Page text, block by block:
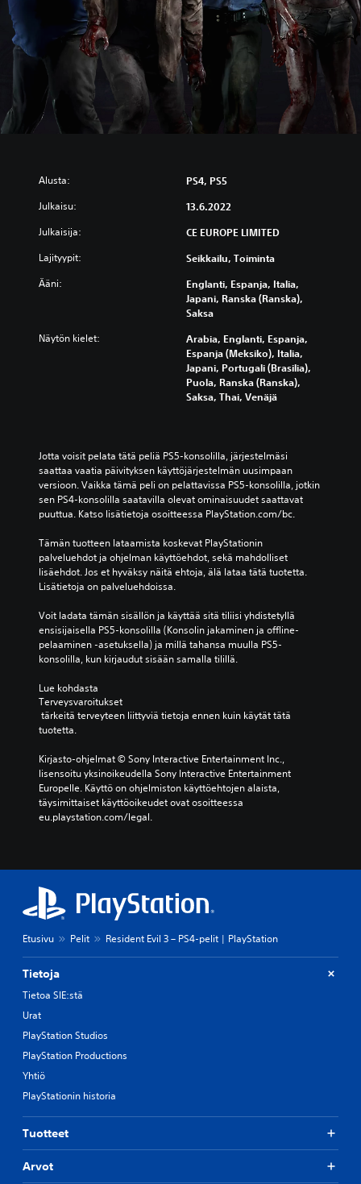
Alusta: PS4, PS5
Julkaisu: 13.6.2022
Julkaisija: CE EUROPE LIMITED
Lajityypit: Seikkailu, Toiminta
Ääni:
Englanti, Espanja, Italia,
Japani, Ranska (Ranska),
Saksa
Näytön kielet:
Arabia, Englanti, Espanja,
Espanja (Meksiko), Italia,
Japani, Portugali (Brasilia),
Puola, Ranska (Ranska),
Saksa, Thai, Venäjä
Jotta voisit pelata tätä peliä PS5-konsolilla, järjestelmäsi
saattaa vaatia päivityksen käyttöjärjestelmän uusimpaan
versioon. Vaikka tämä peli on pelattavissa PS5-konsolilla, jotkin
sen PS4-konsolilla saatavilla olevat ominaisuudet saattavat
puuttua. Katso lisätietoja osoitteessa PlayStation.com/bc.
Tämän tuotteen lataamista koskevat PlayStationin
palveluehdot ja ohjelman käyttöehdot, sekä mahdolliset
lisäehdot. Jos et hyväksy näitä ehtoja, älä lataa tätä tuotetta.
Lisätietoja on palveluehdoissa.
Voit ladata tämän sisällön ja käyttää sitä tiliisi yhdistetyllä
ensisijaisella PS5-konsolilla (Konsolin jakaminen ja offline-
pelaaminen -asetuksella) ja millä tahansa muulla PS5-
konsolilla, kun kirjaudut sisään samalla tilillä.
Lue kohdasta
Terveysvaroitukset
tuotetta.
Kirjasto-ohjelmat © Sony Interactive Entertainment Inc.,
lisensoitu yksinoikeudella Sony Interactive Entertainment
Europelle. Käyttö on ohjelmiston käyttöehtojen alaista,
täysimittaiset käyttöoikeudet ovat osoitteessa
eu.playstation.com/legal.
Etusivu Pelit Resident Evil 3 – PS4-pelit | PlayStation
Tietoja
Tietoa SIE:stä
Urat
PlayStation Studios
PlayStation Productions
Yhtiö
PlayStationin historia
Tuotteet
Arvot